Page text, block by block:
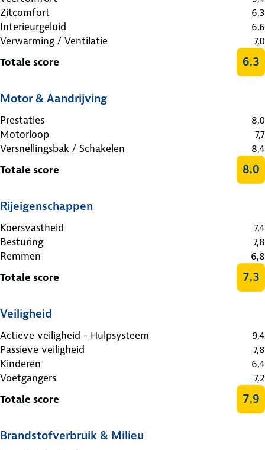
Zitcomfort
6,3
Interieurgeluid
6,6
Verwarming / Ventilatie
7,0
Totale score
6,3
Motor & Aandrijving
Prestaties
8,0
Motorloop
7,7
Versnellingsbak / Schakelen
8,4
Totale score
8,0
Rijeigenschappen
Koersvastheid
7,4
Besturing
7,8
Remmen
6,8
Totale score
7,3
Veiligheid
Actieve veiligheid - Hulpsysteem
9,4
Passieve veiligheid
7,8
Kinderen
6,4
Voetgangers
7,2
Totale score
7,9
Brandstofverbruik & Milieu